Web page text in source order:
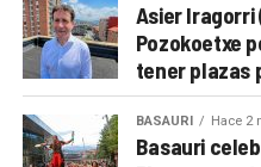
Asier Iragorri
Pozokoetxe
tener plazas
BASAURI Hace 2
Basauri